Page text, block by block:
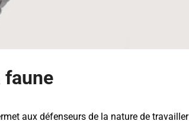
faune
aux défenseurs de la nature de travailler